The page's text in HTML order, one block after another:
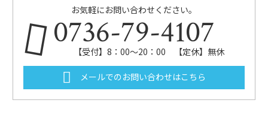
お気軽にお問い合わせください。
0736-79-4107
【受付】8：00～20：00 【定休】無休
メールでのお問い合わせはこちら